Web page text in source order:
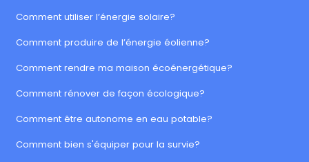
Comment utiliser l’énergie solaire?
Comment produire de l’énergie éolienne?
Comment rendre ma maison écoénergétique?
Comment rénover de façon écologique?
Comment être autonome en eau potable?
Comment bien s'équiper pour la survie?